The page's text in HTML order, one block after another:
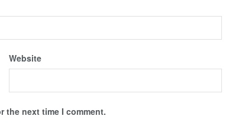
Website
the next time I comment.